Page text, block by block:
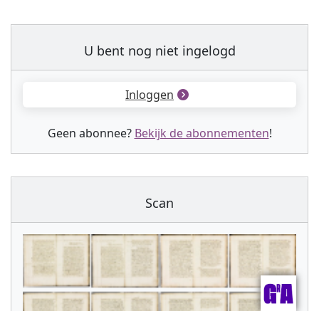
U bent nog niet ingelogd
Inloggen
Geen abonnee? Bekijk de abonnementen!
Scan